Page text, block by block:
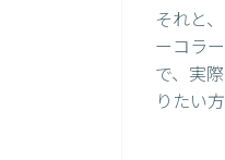
それと
ーコラ
で、実
りたい